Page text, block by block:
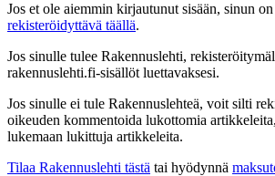
Jos et ole aiemmin kirjautunut sisään, sinun on
rekisteröidyttävä täällä.
Jos sinulle tulee Rakennuslehti,
rakennuslehti.fi-sisällöt luettavaksesi.
Jos sinulle ei tule Rakennuslehteä, voit silti
oikeuden kommentoida lukottomia
lukemaan lukittuja artikkeleita.
Tilaa Rakennuslehti tästä tai hyödynnä